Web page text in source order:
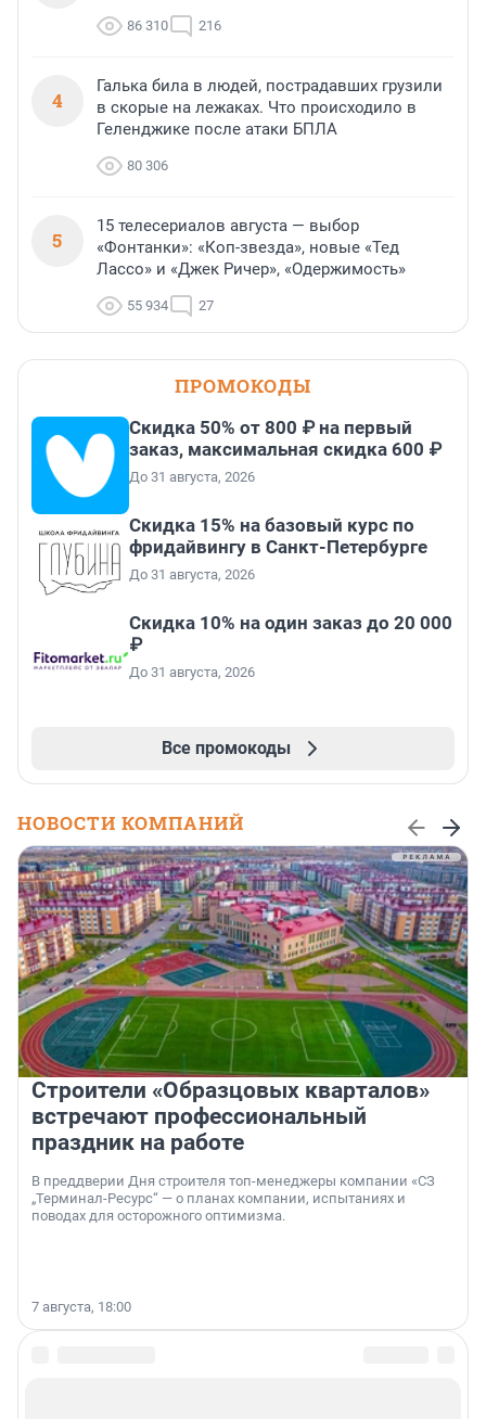
86 310 216
4
Галька била в людей, пострадавших грузили
в скорые на лежаках. Что происходило в
Геленджике после атаки БПЛА
80 306
5
15 телесериалов августа — выбор
«Фонтанки»: «Коп-звезда», новые «Тед
Лассо» и «Джек Ричер», «Одержимость»
55 934 27
ПРОМОКОДЫ
Скидка 50% от 800 ₽ на первый
заказ, максимальная скидка 600 ₽
До 31 августа, 2026
Скидка 15% на базовый курс по
фридайвингу в Санкт-Петербурге
До 31 августа, 2026
Скидка 10% на один заказ до 20 000
₽
До 31 августа, 2026
Все промокоды
НОВОСТИ КОМПАНИЙ
Строители «Образцовых кварталов»
встречают профессиональный
праздник на работе
В преддверии Дня строителя топ-менеджеры компании «СЗ
„Терминал-Ресурс“ — о планах компании, испытаниях и
поводах для осторожного оптимизма.
7 августа, 18:00